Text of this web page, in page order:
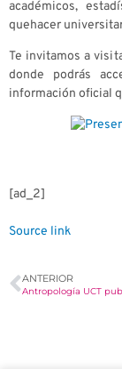
académicos,
quehacer
Te invitamos a
donde podrás
información oficial
[ad_2]
Source link
ANTERIOR